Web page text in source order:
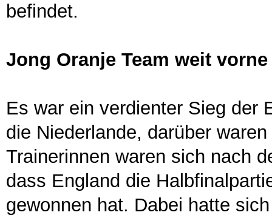
befindet.
Jong Oranje Team weit vorne
Es war ein verdienter Sieg der
die Niederlande, darüber
Trainerinnen waren sich nach
dass England die
gewonnen hat. Dabei hatte